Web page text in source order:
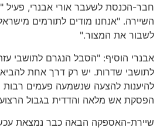
חבר-הכנסת לשעבר אורי אבנרי, פעיל
השיירה. "אנחנו מודים לתורמים
לשבור את המצור."
אבנרי הוסיף: "הסבל הנגרם לתושבי
לתושבי שדרות. יש רק דרך אחת להביא
להיענות להצעה שנשמעה פעמים
הפסקת אש מלאה והדדית בגבול
שיירת-האספקה הבאה כבר נמצאת